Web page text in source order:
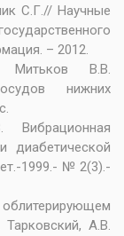
С.Г.// Научные
– 2012.
Митьков В.В.
нижних
диабетической
1999.-№2(3).-
А.В.